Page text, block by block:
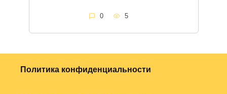
0 5
Политика конфиденциальности